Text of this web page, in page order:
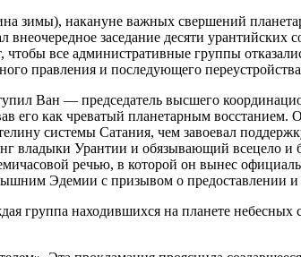
зимы), накануне важных свершений
заседание десяти
все административные группы
правления и последующего
Ван — председатель высшего
его как чреватый планетарным
системы Сатания, чем завоевал
владыки Урантии и обязывающий всецело и
речью, в которой он вынес
Эдемии с призывом о предоставлении
группа находившихся на планете небесных